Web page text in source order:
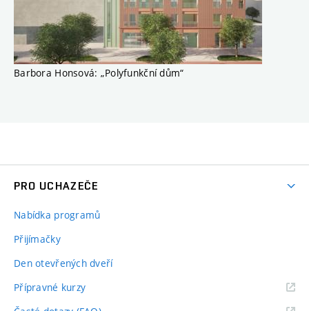
Barbora Honsová: „Polyfunkční dům“
PRO UCHAZEČE
Nabídka programů
Přijímačky
Den otevřených dveří
Přípravné kurzy